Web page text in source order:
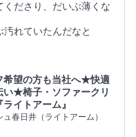
ださり、だいぶ薄くな
れていたんだなと
希望の方も当社へ★快適
い★椅子・ソファークリ
イトアーム』
春日井（ライトアーム）